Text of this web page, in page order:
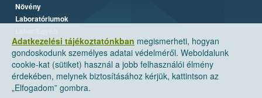
Adatkezelési tájékoztatónkban megismerheti, hogyan
gondoskodunk személyes adatai védelméről. Weboldalunk
cookie-kat (sütiket) használ a jobb felhasználói élmény
érdekében, melynek biztosításához kérjük, kattintson az
„Elfogadom” gombra.
Növény
Laboratóriumok